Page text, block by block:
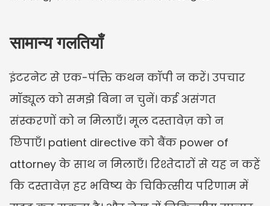
सामान्य गलतियाँ
इंटरनेट से एक-पंक्ति कथन कॉपी न करें। उपचार
मॉड्यूल को समझे बिना न चुनें। कई असंगत
संस्करणों को न मिलाएँ। मूल दस्तावेज़ को न
छिपाएँ। patient directive को बैंक power of
attorney के साथ न मिलाएँ। रिश्तेदारों से यह न कहें
कि दस्तावेज़ हर भविष्य के चिकित्सीय परिणाम में